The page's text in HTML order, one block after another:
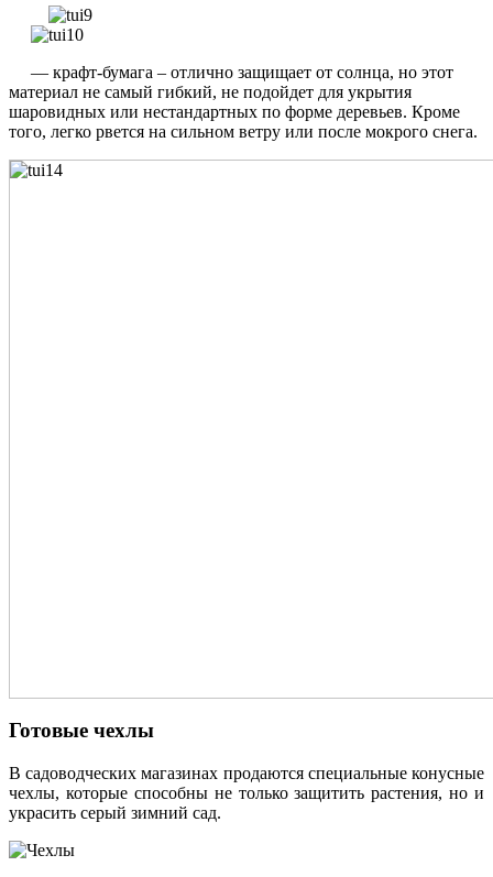
— крафт-бумага – отлично защищает от солнца, но этот
материал не самый гибкий, не подойдет для укрытия
шаровидных или нестандартных по форме деревьев. Кроме
того, легко рвется на сильном ветру или после мокрого снега.
Готовые чехлы
В садоводческих магазинах продаются специальные конусные
чехлы, которые способны не только защитить растения, но и
украсить серый зимний сад.